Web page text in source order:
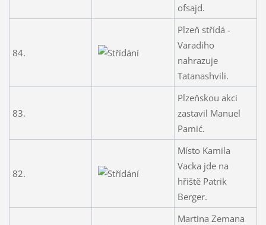
ofsajd.
84.
Plzeň střídá -
Varadiho
nahrazuje
Tatanashvili.
83.
Plzeňskou akci
zastavil Manuel
Pamić.
82.
Místo Kamila
Vacka jde na
hřiště Patrik
Berger.
Martina Zemana